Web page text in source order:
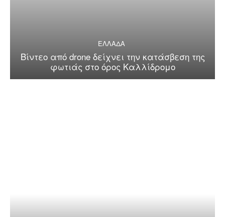
ΕΛΛΑΔΑ
Βίντεο από drone δείχνει την κατάσβεση της
φωτιάς στο όρος Καλλίδρομο